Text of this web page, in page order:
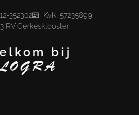
352302
KvK: 57235899
RV Gerkesklooster
bij
LOGRA